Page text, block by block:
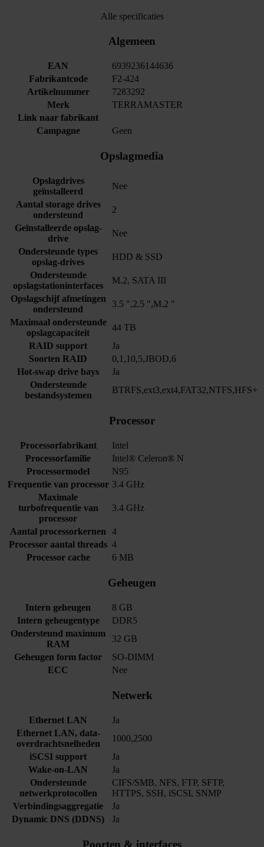
Alle specificaties
Algemeen
EAN
6939236144636
Fabrikantcode
F2-424
Artikelnummer
7283292
Merk
TERRAMASTER
Link naar fabrikant
Campagne
Geen
Opslagmedia
Opslagdrives
geïnstalleerd
Nee
Aantal storage drives
ondersteund
2
Geïnstalleerde opslag-
drive
Nee
Ondersteunde types
opslag-drives
HDD & SSD
Ondersteunde
opslagstationinterfaces
M.2, SATA III
Opslagschijf afmetingen
ondersteund
3.5 ",2.5 ",M.2 "
Maximaal ondersteunde
opslagcapaciteit
44 TB
RAID support
Ja
Soorten RAID
0,1,10,5,JBOD,6
Hot-swap drive bays
Ja
Ondersteunde
bestandsystemen
BTRFS,ext3,ext4,FAT32,NTFS,HFS+
Processor
Processorfabrikant
Intel
Processorfamilie
Intel® Celeron® N
Processormodel
N95
Frequentie van processor 3.4 GHz
Maximale
turbofrequentie van
processor
3.4 GHz
Aantal processorkernen
4
Processor aantal threads 4
Processor cache
6 MB
Geheugen
Intern geheugen
8 GB
Intern geheugentype
DDR5
Ondersteund maximum
RAM
32 GB
Geheugen form factor
SO-DIMM
ECC
Nee
Netwerk
Ethernet LAN
Ja
Ethernet LAN, data-
overdrachtsnelheden
1000,2500
iSCSI support
Ja
Wake-on-LAN
Ja
Ondersteunde
netwerkprotocollen
CIFS/SMB, NFS, FTP, SFTP,
HTTPS, SSH, iSCSI, SNMP
Verbindingsaggregatie
Ja
Dynamic DNS (DDNS)
Ja
Poorten & interfaces